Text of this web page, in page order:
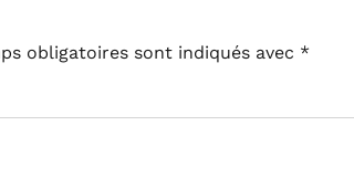
obligatoires sont indiqués avec *